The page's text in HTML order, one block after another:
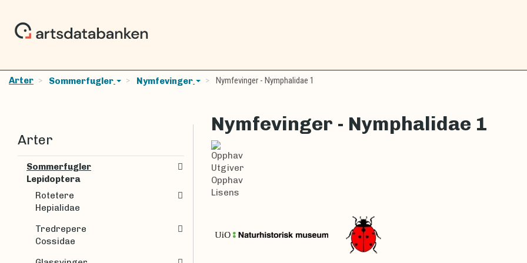
Arter Sommerfugler Nymfevinger Nymfevinger - Nymphalidae 1
Nymfevinger - Nymphalidae 1
Opphav
Utgiver
Opphav
Lisens
Arter
Sommerfugler
Lepidoptera
Rotetere
Hepialidae
Tredrepere
Cossidae